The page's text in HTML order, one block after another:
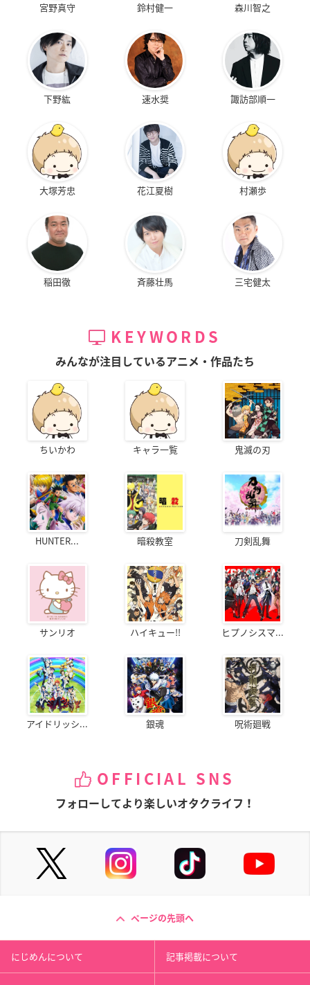
宮野真守 鈴村健一 森川智之
下野紘 速水奨 諏訪部順一
大塚芳忠 花江夏樹 村瀬歩
稲田徹 斉藤壮馬 三宅健太
KEYWORDS
みんなが注目しているアニメ・作品たち
ちいかわ キャラ一覧 鬼滅の刃
HUNTER... 暗殺教室 刀剣乱舞
サンリオ ハイキュー!! ヒプノシスマ...
アイドリッシ... 銀魂 呪術廻戦
OFFICIAL SNS
フォローしてより楽しいオタクライフ！
ページの先頭へ
にじめんについて 記事掲載について